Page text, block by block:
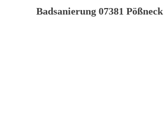
Badsanierung 07381